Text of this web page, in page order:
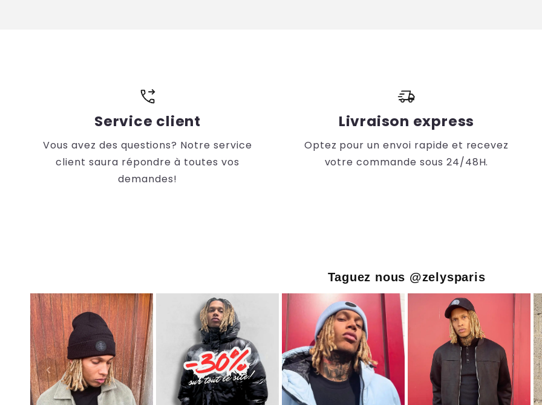
Service client
Vous avez des questions? Notre service
client saura répondre à toutes vos
demandes!
Livraison express
Optez pour un envoi rapide et recevez
votre commande sous 24/48H.
Taguez nous @zelysparis